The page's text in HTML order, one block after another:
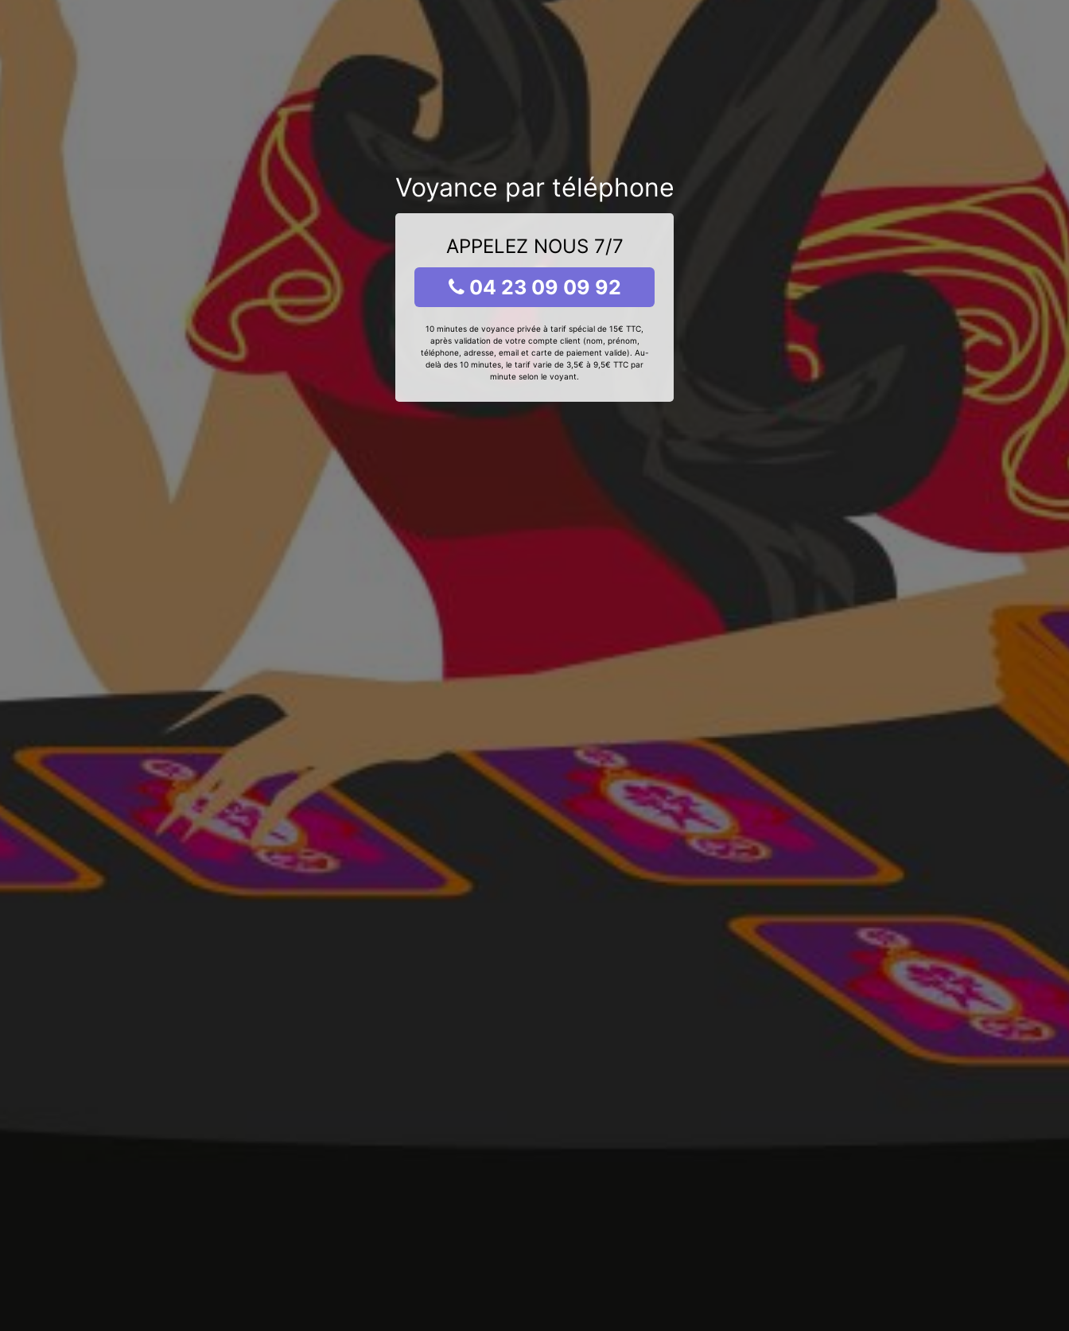
Voyance par téléphone
APPELEZ NOUS 7/7
04 23 09 09 92
10 minutes de voyance privée à tarif spécial de 15€ TTC,
après validation de votre compte client (nom, prénom,
téléphone, adresse, email et carte de paiement valide). Au-
delà des 10 minutes, le tarif varie de 3,5€ à 9,5€ TTC par
minute selon le voyant.